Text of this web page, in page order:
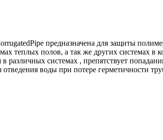
предназначена для защиты
теплых полов, а так же других системах в
в различных системах , препятствует
воды при потере герметичности